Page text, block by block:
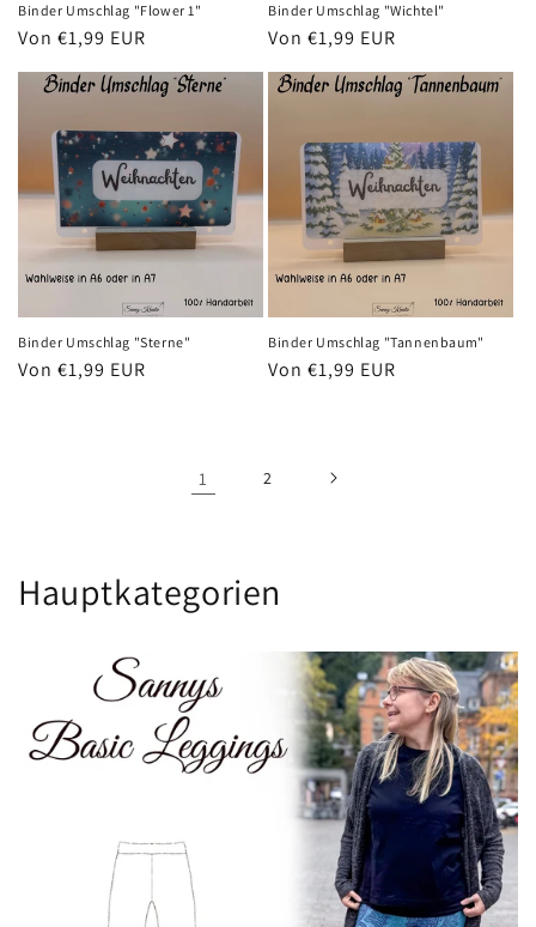
Binder Umschlag "Flower 1"
Normaler
Von €1,99 EUR
Binder Umschlag "Wichtel"
Normaler
Von €1,99 EUR
Binder Umschlag "Sterne"
Normaler
Von €1,99 EUR
Binder Umschlag "Tannenbaum"
Normaler
Von €1,99 EUR
1 2
Hauptkategorien